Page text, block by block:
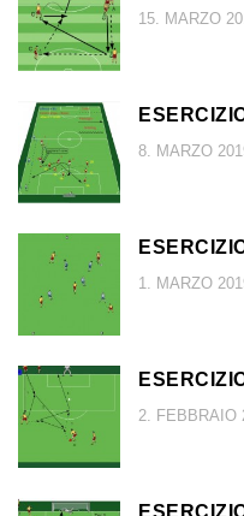
15. MARZO
8. MARZO
1. MARZO
2. FEBBRAIO